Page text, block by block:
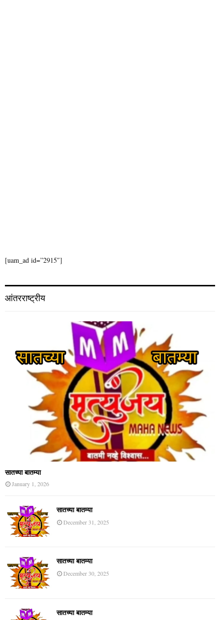
[uam_ad id=”2915″]
आंतरराष्ट्रीय
सातच्या बातम्या
January 1, 2026
सातच्या बातम्या
December 31, 2025
सातच्या बातम्या
December 30, 2025
सातच्या बातम्या